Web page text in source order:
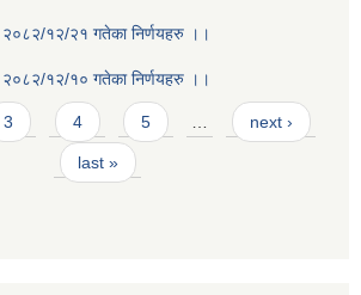
२०८२/१२/२१ गतेका निर्णयहरु ।।
२०८२/१२/१० गतेका निर्णयहरु ।।
3 4 5 … next ›
last »